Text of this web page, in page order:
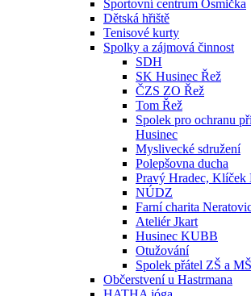
Sportovní centrum Osmička
Dětská hřiště
Tenisové kurty
Spolky a zájmová činnost
SDH
SK Husinec Řež
ČZS ZO Řež
Tom Řež
Spolek pro ochranu
Husinec
Myslivecké sdružení
Polepšovna ducha
Pravý Hradec, Klíček
NÚDZ
Farní charita
Ateliér Jkart
Husinec KUBB
Otužování
Spolek přátel ZŠ a
Občerstvení u Hastrmana